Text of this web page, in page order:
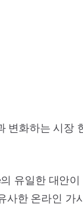
화하는 시장
유일한 대안
한 온라인